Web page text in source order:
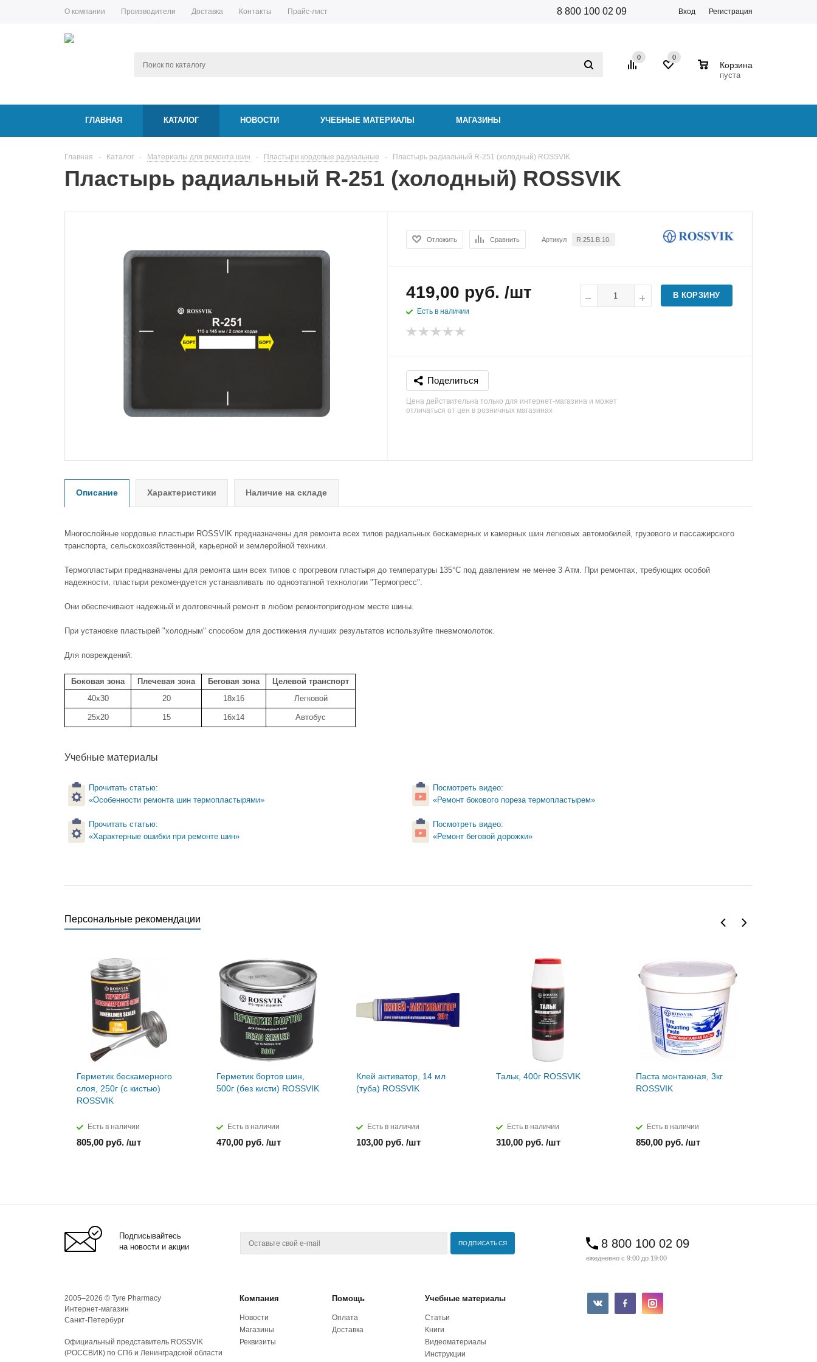
О компании Производители Доставка Контакты Прайс-лист 8 800 100 02 09 Вход Регистрация
0 0
Корзина
пуста
ГЛАВНАЯ КАТАЛОГ НОВОСТИ УЧЕБНЫЕ МАТЕРИАЛЫ МАГАЗИНЫ
Главная - Каталог - Материалы для ремонта шин - Пластыри кордовые радиальные - Пластырь радиальный R-251 (холодный) ROSSVIK
Пластырь радиальный R-251 (холодный) ROSSVIK
Отложить Сравнить Артикул R.251.B.10.
419,00 руб. /шт
Есть в наличии
В КОРЗИНУ
Поделиться
Цена действительна только для интернет-магазина и может
отличаться от цен в розничных магазинах
Описание Характеристики Наличие на складе
Многослойные кордовые пластыри ROSSVIK предназначены для ремонта всех типов радиальных бескамерных и камерных шин легковых автомобилей, грузового и пассажирского
транспорта, сельскохозяйственной, карьерной и землеройной техники.
Термопластыри предназначены для ремонта шин всех типов с прогревом пластыря до температуры 135°С под давлением не менее 3 Атм. При ремонтах, требующих особой
надежности, пластыри рекомендуется устанавливать по одноэтапной технологии "Термопресс".
Они обеспечивают надежный и долговечный ремонт в любом ремонтопригодном месте шины.
При установке пластырей "холодным" способом для достижения лучших результатов используйте пневмомолоток.
Для повреждений:
Боковая зона Плечевая зона Беговая зона
Целевой транспорт
40x30
20 18x16 Легковой
25x20 15 16x14 Автобус
Учебные материалы
Прочитать статью:
«Особенности ремонта шин термопластырями»
Прочитать статью:
«Характерные ошибки при ремонте шин»
Посмотреть видео:
«Ремонт бокового пореза термопластырем»
Посмотреть видео:
«Ремонт беговой дорожки»
Персональные рекомендации
Герметик бескамерного
слоя, 250г (с кистью)
ROSSVIK
Есть в наличии
805,00 руб. /шт
Герметик бортов шин,
500г (без кисти) ROSSVIK
Есть в наличии
470,00 руб. /шт
Клей активатор, 14 мл
(туба) ROSSVIK
Есть в наличии
103,00 руб. /шт
Тальк, 400г ROSSVIK
Есть в наличии
310,00 руб. /шт
Паста монтажная, 3кг
ROSSVIK
Есть в наличии
850,00 руб. /шт
Подписывайтесь
на новости и акции
8 800 100 02 09
ежедневно с 9:00 до 19:00
2005–2026 © Tyre Pharmacy
Интернет-магазин
Санкт-Петербург
Официальный представитель ROSSVIK
(РОССВИК) по СПб и Ленинградской области
Компания Помощь Учебные материалы
Новости
Магазины
Реквизиты
Оплата
Доставка
Статьи
Книги
Видеоматериалы
Инструкции